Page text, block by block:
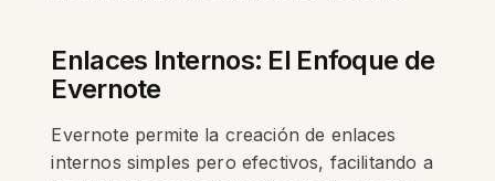
Enlaces Internos: El Enfoque de
Evernote
Evernote permite la creación de enlaces
internos simples pero efectivos, facilitando a